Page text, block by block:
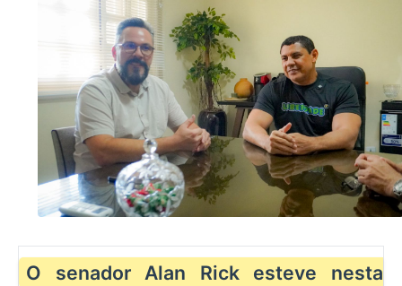
O senador Alan Rick esteve nesta